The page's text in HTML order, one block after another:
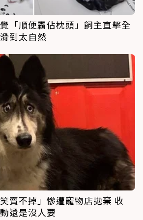
「順便霸佔枕頭」飼主直擊全
到太自然
賣不掉」慘遭寵物店拋棄 收
還是沒人要